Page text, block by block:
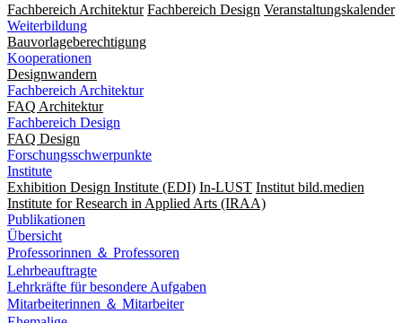
Fachbereich Architektur Fachbereich Design Veranstaltungskalender
Weiterbildung
Bauvorlageberechtigung
Kooperationen
Designwandern
Fachbereich Architektur
FAQ Architektur
Fachbereich Design
FAQ Design
Forschungsschwerpunkte
Institute
Exhibition Design Institute (EDI) In-LUST Institut bild.medien
Institute for Research in Applied Arts (IRAA)
Publikationen
Übersicht
Professorinnen ＆ Professoren
Lehrbeauftragte
Lehrkräfte für besondere Aufgaben
Mitarbeiterinnen ＆ Mitarbeiter